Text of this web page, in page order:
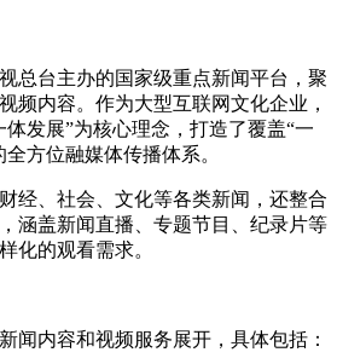
总台主办的国家级重点新闻平台，聚
频内容。作为大型互联网文化企业，
发展”为核心理念，打造了覆盖“一
方位融媒体传播体系。
经、社会、文化等各类新闻，还整合
涵盖新闻直播、专题节目、纪录片等
化的观看需求。
闻内容和视频服务展开，具体包括：